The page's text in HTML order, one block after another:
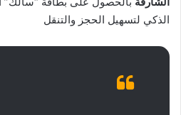
الذكي لتسهيل الحجز والتنقل